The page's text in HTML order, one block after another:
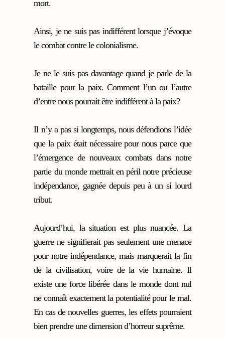
mort.
Ainsi, je ne suis pas indifférent lorsque j’évoque
le combat contre le colonialisme.
Je ne le suis pas davantage quand je parle de la
bataille pour la paix. Comment l’un ou l’autre
d’entre nous pourrait être indifférent à la paix?
Il n’y a pas si longtemps, nous défendions l’idée
que la paix était nécessaire pour nous parce que
l’émergence de nouveaux combats dans notre
partie du monde mettrait en péril notre précieuse
indépendance, gagnée depuis peu à un si lourd
tribut.
Aujourd’hui, la situation est plus nuancée. La
guerre ne signifierait pas seulement une menace
pour notre indépendance, mais marquerait la fin
de la civilisation, voire de la vie humaine. Il
existe une force libérée dans le monde dont nul
ne connaît exactement la potentialité pour le mal.
En cas de nouvelles guerres, les effets pourraient
bien prendre une dimension d’horreur suprême.